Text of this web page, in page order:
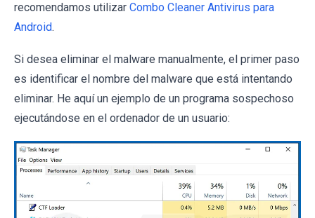
recomendamos utilizar Combo Cleaner Antivirus para
Android.
Si desea eliminar el malware manualmente, el primer paso
es identificar el nombre del malware que está intentando
eliminar. He aquí un ejemplo de un programa sospechoso
ejecutándose en el ordenador de un usuario: